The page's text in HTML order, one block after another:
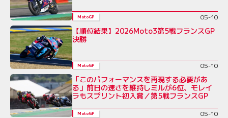
MotoGP 05-10
【順位結果】2026Moto3第5戦フランスGP
決勝
MotoGP 05-10
「このパフォーマンスを再現する必要があ
る」前日の速さを維持しミルが6位、モレイ
ラもスプリント初入賞／第5戦フランスGP
MotoGP 05-10